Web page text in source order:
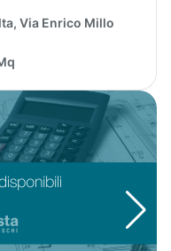
Via Enrico Millo